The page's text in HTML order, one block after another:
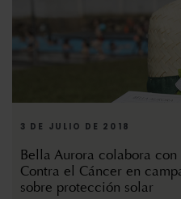
3 DE JULIO DE 2018
Bella Aurora colabora
Contra el Cáncer en
sobre protección solar